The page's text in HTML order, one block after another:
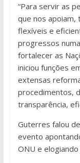
“Para servir as
que nos
flexíveis e
progressos
fortalecer as
iniciou funções
extensas
procedimentos,
transparência,
Guterres falou
evento
ONU e